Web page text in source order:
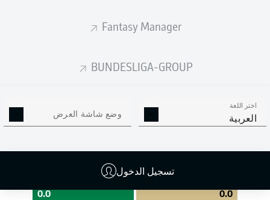
Fantasy Manager
BUNDESLIGA-GROUP
اختر اللغة
العربية وضع شاشة العرض
تسجيل الدخول
0
0 % الدقة 0 %
جودة التمرير
0.0
0.0